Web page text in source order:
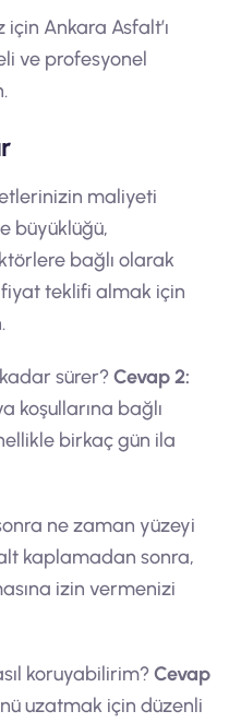
Ankara Asfalt’ı
ve profesyonel
maliyeti
büyüklüğü,
bağlı olarak
teklifi almak için
sürer? Cevap 2:
koşullarına bağlı
birkaç gün ila
ne zaman yüzeyi
kaplamadan sonra,
izin vermenizi
koruyabilirim? Cevap
uzatmak için düzenli